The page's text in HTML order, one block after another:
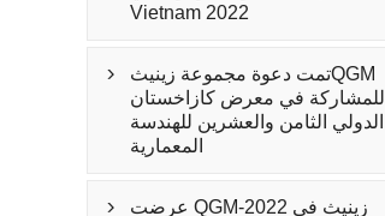
Vietnam 2022

تمت دعوة مجموعة زينيثQGM
للمشاركة في معرض كازاخستان
الدولي الثامن والعشرين للهندسة
المعمارية

عرضت QGM-زينيث في 2022